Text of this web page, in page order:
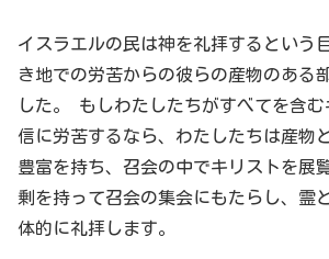
イスラエルの民は神を礼拝するという
き地での労苦からの彼らの産物のある
した。 もしわたしたちがすべてを含
信に労苦するなら、わたしたちは産物
豊富を持ち、召会の中でキリストを展
剰を持って召会の集会にもたらし、霊
体的に礼拝します。